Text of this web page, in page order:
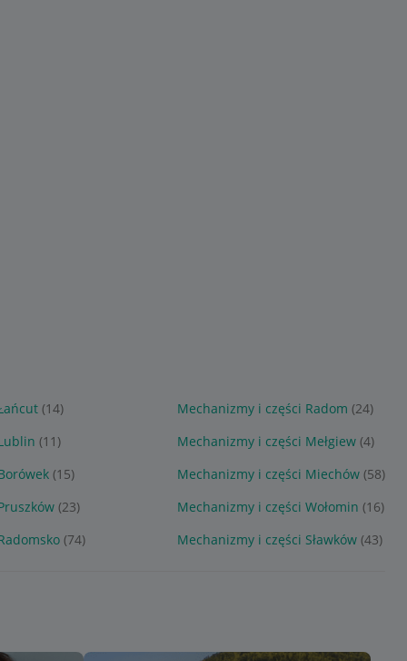
(14) Mechanizmy i części Radom (24)
(11) Mechanizmy i części Mełgiew (4)
(15) Mechanizmy i części Miechów (58)
(23) Mechanizmy i części Wołomin (16)
(74) Mechanizmy i części Sławków (43)